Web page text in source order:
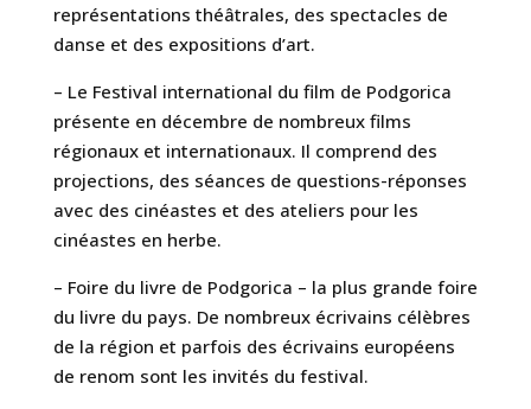
représentations théâtrales, des spectacles de
danse et des expositions d’art.
– Le Festival international du film de Podgorica
présente en décembre de nombreux films
régionaux et internationaux. Il comprend des
projections, des séances de questions-réponses
avec des cinéastes et des ateliers pour les
cinéastes en herbe.
– Foire du livre de Podgorica – la plus grande foire
du livre du pays. De nombreux écrivains célèbres
de la région et parfois des écrivains européens
de renom sont les invités du festival.